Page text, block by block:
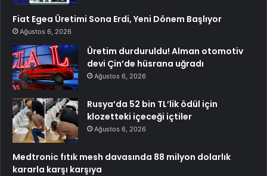
Fiat Egea Üretimi Sona Erdi, Yeni Dönem Başlıyor
Ağustos 6, 2026
Üretim durduruldu! Alman otomotiv
devi Çin’de hüsrana uğradı
Ağustos 6, 2026
Rusya’da 52 bin TL’lik ödül için
klozetteki içeceği içtiler
Ağustos 6, 2026
Medtronic fıtık mesh davasında 88 milyon dolarlık
kararla karşı karşıya